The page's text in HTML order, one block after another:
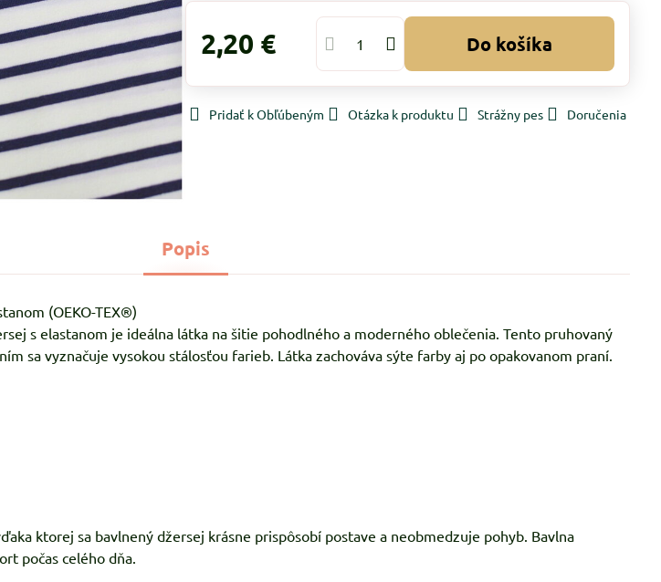
2,20 € Do košíka
Pridať k Obľúbeným Otázka k produktu Strážny pes Doručenia
Popis
(OEKO-TEX®)
s elastanom je ideálna látka na šitie pohodlného a moderného oblečenia. Tento pruhovaný
sa vyznačuje vysokou stálosťou farieb. Látka zachováva sýte farby aj po opakovanom praní.
ktorej sa bavlnený džersej krásne prispôsobí postave a neobmedzuje pohyb. Bavlna
počas celého dňa.